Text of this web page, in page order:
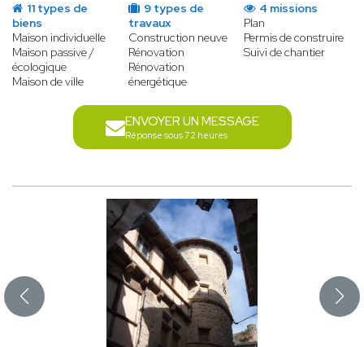
11 types de
biens
Maison individuelle
Maison passive /
écologique
Maison de ville
9 types de
travaux
Construction neuve
Rénovation
Rénovation
énergétique
4 missions
Plan
Permis de construire
Suivi de chantier
ENVOYER UN MESSAGE
Réponse sous 72 heures